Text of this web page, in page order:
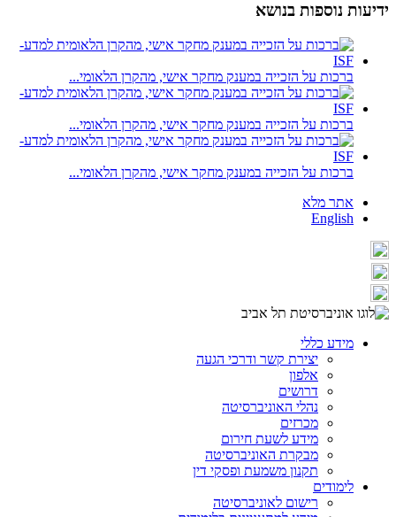
ידיעות נוספות בנושא
ברכות על הזכייה במענק מחקר אישי, מהקרן הלאומי...
ברכות על הזכייה במענק מחקר אישי, מהקרן הלאומי...
ברכות על הזכייה במענק מחקר אישי, מהקרן הלאומי...
אתר מלא
English
מידע כללי
יצירת קשר ודרכי הגעה
אלפון
דרושים
נהלי האוניברסיטה
מכרזים
מידע לשעת חירום
מבקרת האוניברסיטה
תקנון משמעת ופסקי דין
לימודים
רישום לאוניברסיטה